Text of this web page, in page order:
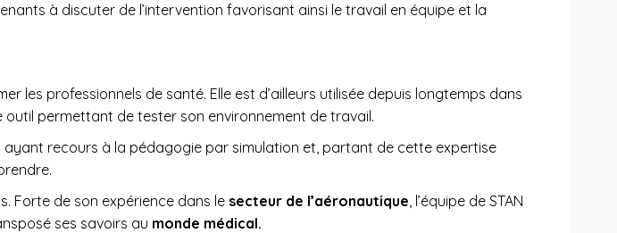
à discuter de l’intervention favorisant ainsi le travail en équipe et la
les professionnels de santé. Elle est d’ailleurs utilisée depuis longtemps dans
outil permettant de tester son environnement de travail.
recours à la pédagogie par simulation et, partant de cette expertise
Forte de son expérience dans le secteur de l’aéronautique, l’équipe de STAN
ses savoirs au monde médical.